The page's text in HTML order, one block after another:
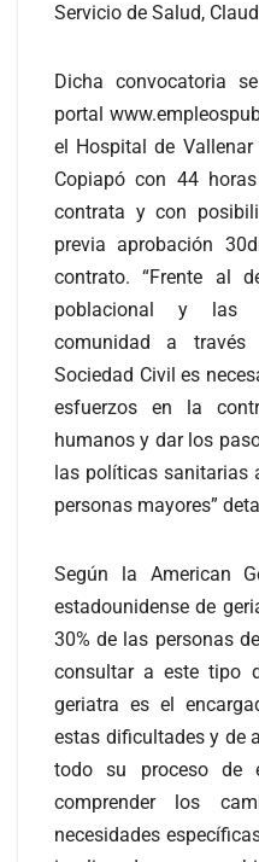
Servicio de Salud,
Dicha convocatoria
portal
el Hospital de
Copiapó con 44
contrata y con
previa aprobación
contrato. “Frente al
poblacional y las
comunidad a
Sociedad Civil es
esfuerzos en la
humanos y dar los
las políticas sanitarias
personas mayores”
Según la American
estadounidense de
30% de las personas
consultar a este tipo
geriatra es el
estas dificultades y de
todo su proceso de
comprender los
necesidades